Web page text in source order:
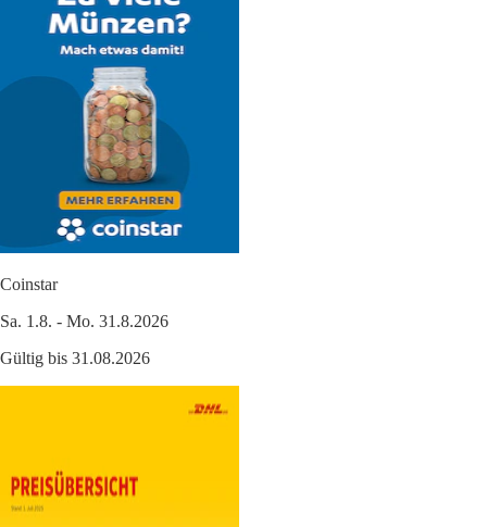
Coinstar
Sa. 1.8. - Mo. 31.8.2026
Gültig bis 31.08.2026